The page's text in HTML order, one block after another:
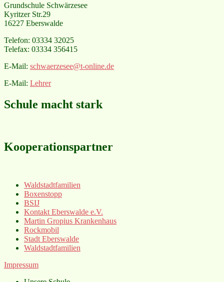
Grundschule Schwärzesee
Kyritzer Str.29
16227 Eberswalde
Telefon: 03334 32025
Telefax: 03334 356415
E-Mail: schwaerzesee@t-online.de
E-Mail: Lehrer
Schule macht stark
Kooperationspartner
Waldstadtfamilien
Boxenstopp
BSIJ
Kontakt Eberswalde e.V.
Martin Gropius Krankenhaus
Rockmobil
Stadt Eberswalde
Waldstadtfamilien
Impressum